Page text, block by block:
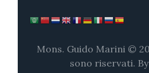
Mons. Guido Marini ©
sono riservati. By